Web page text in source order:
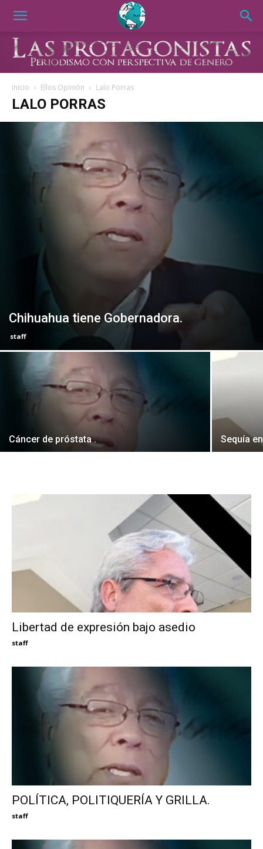
Inicio Ellos Opinión Lalo Porras
LALO PORRAS
Chihuahua tiene Gobernadora.
staff
Cáncer de próstata . Sequía
Libertad de expresión bajo asedio
staff
POLÍTICA, POLITIQUERÍA Y GRILLA.
staff